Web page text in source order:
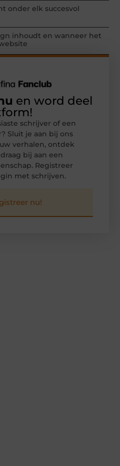
onder elk succesvol
inhoudt en wanneer het
en word deel
schrijver of een
Sluit je aan bij ons
verhalen, ontdek
bij aan een
Registreer
met schrijven.
nu!